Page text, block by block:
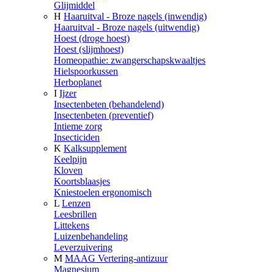
Glijmiddel
H Haaruitval - Broze nagels (inwendig)
Haaruitval - Broze nagels (uitwendig)
Hoest (droge hoest)
Hoest (slijmhoest)
Homeopathie: zwangerschapskwaaltjes
Hielspoorkussen
Herboplanet
I Ijzer
Insectenbeten (behandelend)
Insectenbeten (preventief)
Intieme zorg
Insecticiden
K Kalksupplement
Keelpijn
Kloven
Koortsblaasjes
Kniestoelen ergonomisch
L Lenzen
Leesbrillen
Littekens
Luizenbehandeling
Leverzuivering
M MAAG Vertering-antizuur
Magnesium